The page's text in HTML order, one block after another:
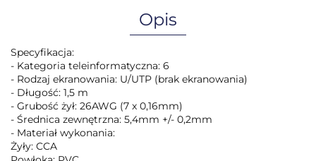
Opis
Specyfikacja:
- Kategoria teleinformatyczna: 6
- Rodzaj ekranowania: U/UTP (brak ekranowania)
- Długość: 1,5 m
- Grubość żył: 26AWG (7 x 0,16mm)
- Średnica zewnętrzna: 5,4mm +/- 0,2mm
- Materiał wykonania:
Żyły: CCA